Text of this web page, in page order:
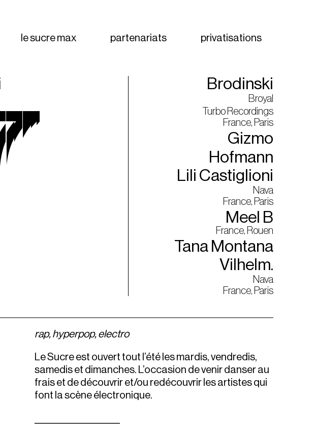
le sucre max partenariats privatisations
Brodinski
Broyal
Turbo Recordings
France, Paris
Gizmo
Hofmann
Lili Castiglioni
Nava
France, Paris
Meel B
France, Rouen
Tana Montana
Vilhelm.
Nava
France, Paris
rap, hyperpop, electro
Le Sucre est ouvert tout l’été les mardis, vendredis,
samedis et dimanches. L’occasion de venir danser au
frais et de découvrir et/ou redécouvrir les artistes qui
font la scène électronique.